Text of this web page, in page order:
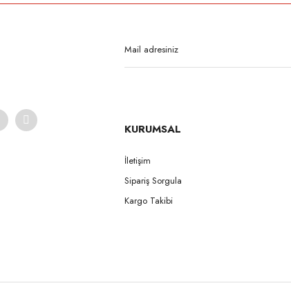
KURUMSAL
İletişim
Sipariş Sorgula
Kargo Takibi